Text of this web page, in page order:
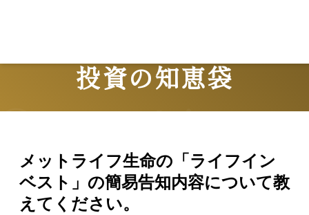
投資の知恵袋
メットライフ生命の「ライフイン
ベスト」の簡易告知内容について教
えてください。